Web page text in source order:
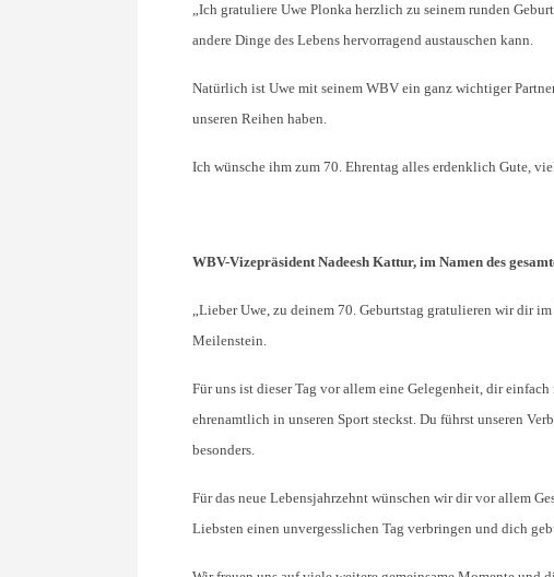
„Ich gratuliere Uwe Plonka herzlich zu seinem runden
andere Dinge des Lebens hervorragend austauschen kann.
Natürlich ist Uwe mit seinem WBV ein ganz wichtiger
unseren Reihen haben.
Ich wünsche ihm zum 70. Ehrentag alles erdenklich Gute,
WBV-Vizepräsident Nadeesh Kattur, im Namen des
„Lieber Uwe, zu deinem 70. Geburtstag gratulieren wir dir
Meilenstein.
Für uns ist dieser Tag vor allem eine Gelegenheit, dir
ehrenamtlich in unseren Sport steckst. Du führst unseren
besonders.
Für das neue Lebensjahrzehnt wünschen wir dir vor allem
Liebsten einen unvergesslichen Tag verbringen und dich